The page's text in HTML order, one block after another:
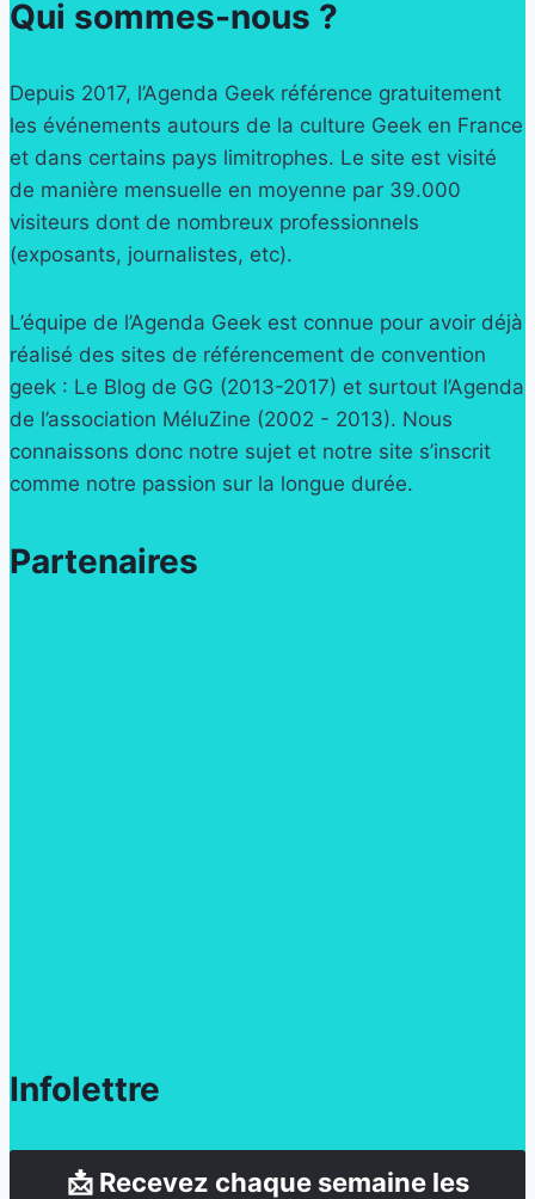
Qui sommes-nous ?
Depuis 2017, l’Agenda Geek référence gratuitement
les événements autours de la culture Geek en France
et dans certains pays limitrophes. Le site est visité
de manière mensuelle en moyenne par 39.000
visiteurs dont de nombreux professionnels
(exposants, journalistes, etc).
L’équipe de l’Agenda Geek est connue pour avoir déjà
réalisé des sites de référencement de convention
geek : Le Blog de GG (2013-2017) et surtout l’Agenda
de l’association MéluZine (2002 - 2013). Nous
connaissons donc notre sujet et notre site s’inscrit
comme notre passion sur la longue durée.
Partenaires
Infolettre
📩 Recevez chaque semaine les